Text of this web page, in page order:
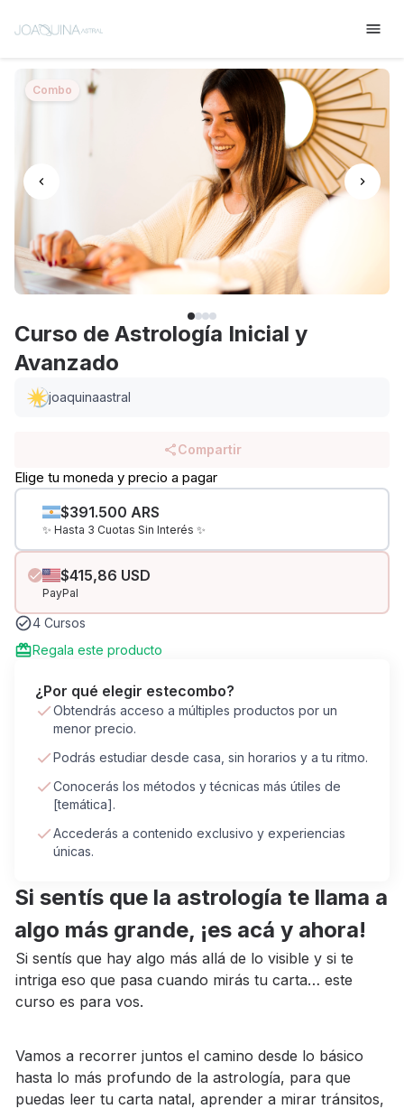
¿Por qué elegir estecombo?
Obtendrás acceso a múltiples productos por un
menor precio.
Podrás estudiar desde casa, sin horarios y a tu ritmo.
Conocerás los métodos y técnicas más útiles de
[temática].
Accederás a contenido exclusivo y experiencias
únicas.
Si sentís que la astrología te llama a
algo más grande, ¡es acá y ahora!
Si sentís que hay algo más allá de lo visible y si te
intriga eso que pasa cuando mirás tu carta… este
curso es para vos.
Vamos a recorrer juntos el camino desde lo básico
hasta lo más profundo de la astrología, para que
puedas leer tu carta natal, aprender a mirar tránsitos,
Combo
Curso de Astrología Inicial y
Avanzado
joaquinaastral
Compartir
Elige tu moneda y precio a pagar
$391.500 ARS
✨ Hasta 3 Cuotas Sin Interés ✨
$415,86 USD
PayPal
4 Cursos
Regala este producto